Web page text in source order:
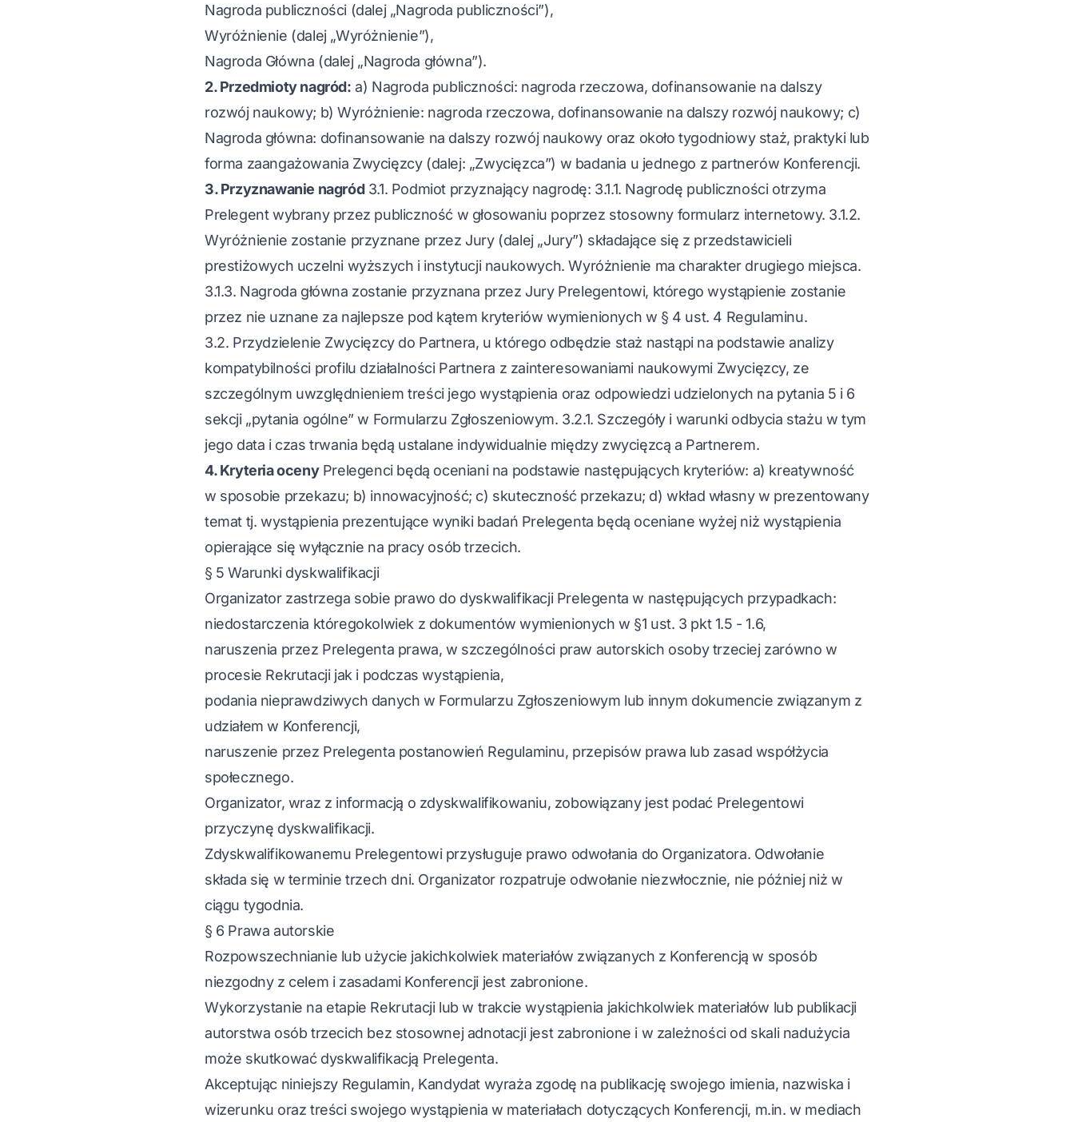
Nagroda publiczności (dalej „Nagroda publiczności”),
Wyróżnienie (dalej „Wyróżnienie”),
Nagroda Główna (dalej „Nagroda główna”).
2. Przedmioty nagród: a) Nagroda publiczności: nagroda rzeczowa, dofinansowanie na dalszy
rozwój naukowy; b) Wyróżnienie: nagroda rzeczowa, dofinansowanie na dalszy rozwój naukowy; c)
Nagroda główna: dofinansowanie na dalszy rozwój naukowy oraz około tygodniowy staż, praktyki lub
forma zaangażowania Zwycięzcy (dalej: „Zwycięzca”) w badania u jednego z partnerów Konferencji.
3. Przyznawanie nagród3.1. Podmiot przyznający nagrodę: 3.1.1. Nagrodę publiczności otrzyma
Prelegent wybrany przez publiczność w głosowaniu poprzez stosowny formularz internetowy. 3.1.2.
Wyróżnienie zostanie przyznane przez Jury (dalej „Jury”) składające się z przedstawicieli
prestiżowych uczelni wyższych i instytucji naukowych. Wyróżnienie ma charakter drugiego miejsca.
3.1.3. Nagroda główna zostanie przyznana przez Jury Prelegentowi, którego wystąpienie zostanie
przez nie uznane za najlepsze pod kątem kryteriów wymienionych w § 4 ust. 4 Regulaminu.
3.2. Przydzielenie Zwycięzcy do Partnera, u którego odbędzie staż nastąpi na podstawie analizy
kompatybilności profilu działalności Partnera z zainteresowaniami naukowymi Zwycięzcy, ze
szczególnym uwzględnieniem treści jego wystąpienia oraz odpowiedzi udzielonych na pytania 5 i 6
sekcji „pytania ogólne” w Formularzu Zgłoszeniowym. 3.2.1. Szczegóły i warunki odbycia stażu w tym
jego data i czas trwania będą ustalane indywidualnie między zwycięzcą a Partnerem.
4. Kryteria ocenyPrelegenci będą oceniani na podstawie następujących kryteriów: a) kreatywność
w sposobie przekazu; b) innowacyjność; c) skuteczność przekazu; d) wkład własny w prezentowany
temat tj. wystąpienia prezentujące wyniki badań Prelegenta będą oceniane wyżej niż wystąpienia
opierające się wyłącznie na pracy osób trzecich.
§ 5 Warunki dyskwalifikacji
Organizator zastrzega sobie prawo do dyskwalifikacji Prelegenta w następujących przypadkach:
niedostarczenia któregokolwiek z dokumentów wymienionych w §1 ust. 3 pkt 1.5 - 1.6,
naruszenia przez Prelegenta prawa, w szczególności praw autorskich osoby trzeciej zarówno w
procesie Rekrutacji jak i podczas wystąpienia,
podania nieprawdziwych danych w Formularzu Zgłoszeniowym lub innym dokumencie związanym z
udziałem w Konferencji,
naruszenie przez Prelegenta postanowień Regulaminu, przepisów prawa lub zasad współżycia
społecznego.
Organizator, wraz z informacją o zdyskwalifikowaniu, zobowiązany jest podać Prelegentowi
przyczynę dyskwalifikacji.
Zdyskwalifikowanemu Prelegentowi przysługuje prawo odwołania do Organizatora. Odwołanie
składa się w terminie trzech dni. Organizator rozpatruje odwołanie niezwłocznie, nie później niż w
ciągu tygodnia.
§ 6 Prawa autorskie
Rozpowszechnianie lub użycie jakichkolwiek materiałów związanych z Konferencją w sposób
niezgodny z celem i zasadami Konferencji jest zabronione.
Wykorzystanie na etapie Rekrutacji lub w trakcie wystąpienia jakichkolwiek materiałów lub publikacji
autorstwa osób trzecich bez stosownej adnotacji jest zabronione i w zależności od skali nadużycia
może skutkować dyskwalifikacją Prelegenta.
Akceptując niniejszy Regulamin, Kandydat wyraża zgodę na publikację swojego imienia, nazwiska i
wizerunku oraz treści swojego wystąpienia w materiałach dotyczących Konferencji, m.in. w mediach